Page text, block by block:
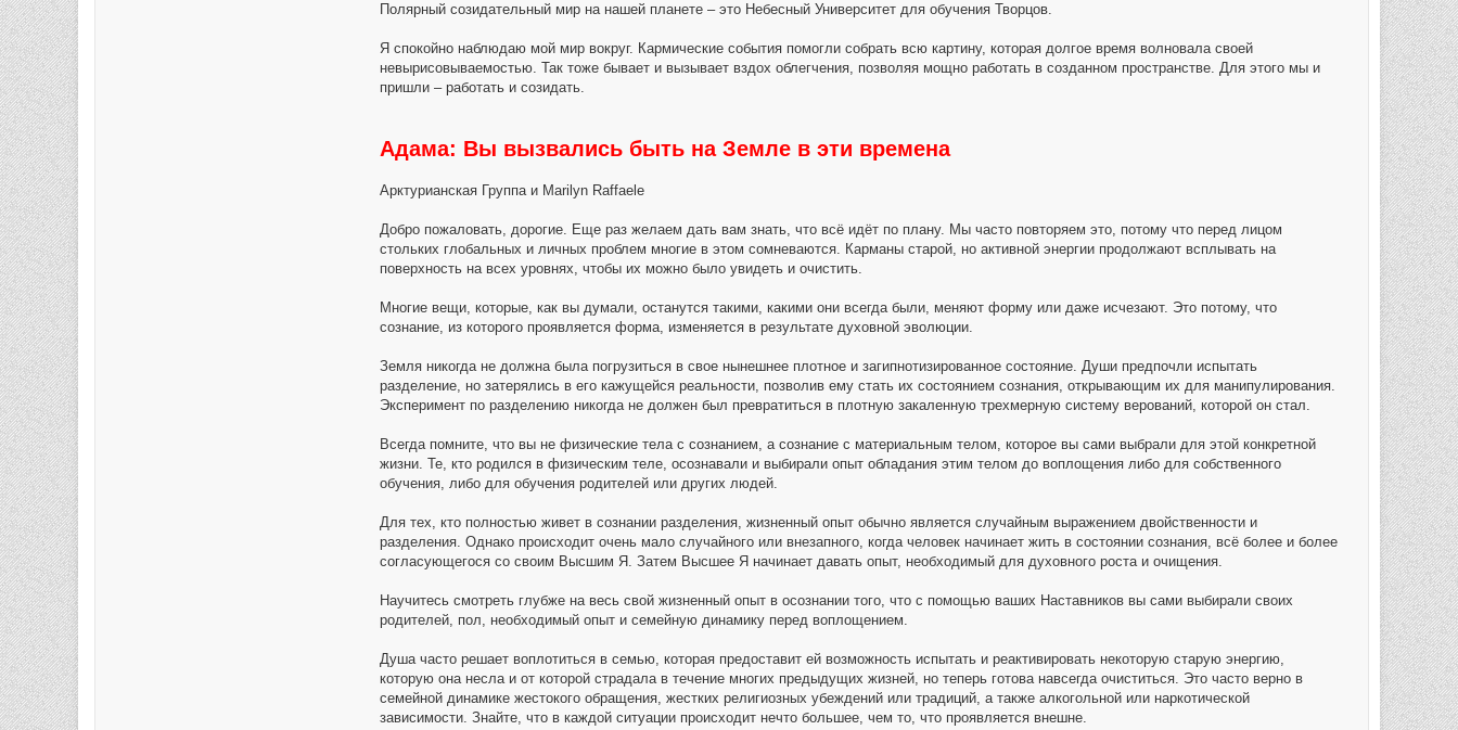
Полярный созидательный мир на нашей планете – это Небесный Университет для обучения Творцов.
Я спокойно наблюдаю мой мир вокруг. Кармические события помогли собрать всю картину, которая долгое время волновала своей
невырисовываемостью. Так тоже бывает и вызывает вздох облегчения, позволяя мощно работать в созданном пространстве. Для этого мы и
пришли – работать и созидать.
Адама: Вы вызвались быть на Земле в эти времена
Арктурианская Группа и Marilyn Raffaele
Добро пожаловать, дорогие. Еще раз желаем дать вам знать, что всё идёт по плану. Мы часто повторяем это, потому что перед лицом
стольких глобальных и личных проблем многие в этом сомневаются. Карманы старой, но активной энергии продолжают всплывать на
поверхность на всех уровнях, чтобы их можно было увидеть и очистить.
Многие вещи, которые, как вы думали, останутся такими, какими они всегда были, меняют форму или даже исчезают. Это потому, что
сознание, из которого проявляется форма, изменяется в результате духовной эволюции.
Земля никогда не должна была погрузиться в свое нынешнее плотное и загипнотизированное состояние. Души предпочли испытать
разделение, но затерялись в его кажущейся реальности, позволив ему стать их состоянием сознания, открывающим их для манипулирования.
Эксперимент по разделению никогда не должен был превратиться в плотную закаленную трехмерную систему верований, которой он стал.
Всегда помните, что вы не физические тела с сознанием, а сознание с материальным телом, которое вы сами выбрали для этой конкретной
жизни. Те, кто родился в физическим теле, осознавали и выбирали опыт обладания этим телом до воплощения либо для собственного
обучения, либо для обучения родителей или других людей.
Для тех, кто полностью живет в сознании разделения, жизненный опыт обычно является случайным выражением двойственности и
разделения. Однако происходит очень мало случайного или внезапного, когда человек начинает жить в состоянии сознания, всё более и более
согласующегося со своим Высшим Я. Затем Высшее Я начинает давать опыт, необходимый для духовного роста и очищения.
Научитесь смотреть глубже на весь свой жизненный опыт в осознании того, что с помощью ваших Наставников вы сами выбирали своих
родителей, пол, необходимый опыт и семейную динамику перед воплощением.
Душа часто решает воплотиться в семью, которая предоставит ей возможность испытать и реактивировать некоторую старую энергию,
которую она несла и от которой страдала в течение многих предыдущих жизней, но теперь готова навсегда очиститься. Это часто верно в
семейной динамике жестокого обращения, жестких религиозных убеждений или традиций, а также алкогольной или наркотической
зависимости. Знайте, что в каждой ситуации происходит нечто большее, чем то, что проявляется внешне.